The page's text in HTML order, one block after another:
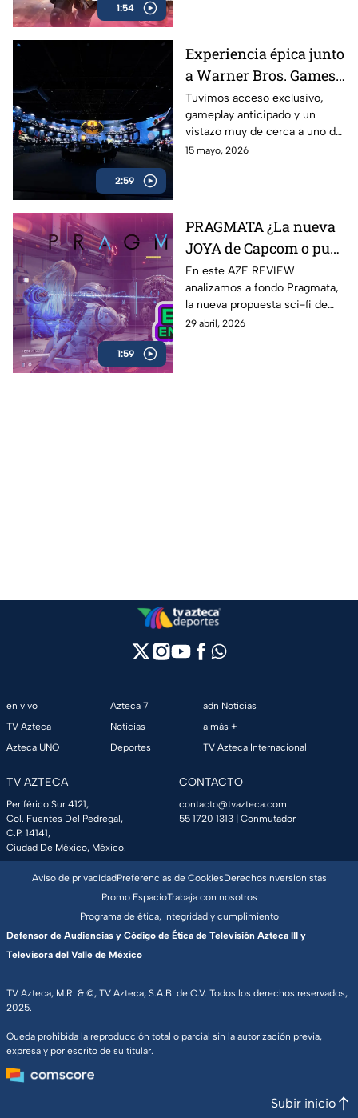
1:54
2:59
Experiencia épica junto
a Warner Bros. Games
antes del estreno de
LEGO Batman: El
Legado del Caballero de
la Noche
Tuvimos acceso exclusivo,
gameplay anticipado y un
vistazo muy de cerca a uno de
los lanzamientos más
15 mayo, 2026
1:59
PRAGMATA ¿La nueva
JOYA de Capcom o pura
expectativa? | AZE
Review
En este AZE REVIEW
analizamos a fondo Pragmata,
la nueva propuesta sci-fi de
Capcom que ha generado
29 abril, 2026
en vivo
TV Azteca
Azteca UNO
Azteca 7
Noticias
Deportes
adn Noticias
a más +
TV Azteca Internacional
TV AZTECA
Periférico Sur 4121,
Col. Fuentes Del Pedregal,
C.P. 14141,
Ciudad De México, México.
CONTACTO
contacto@tvazteca.com
55 1720 1313 | Conmutador
TV Azteca, M.R. & ©, TV Azteca, S.A.B. de C.V. Todos los derechos reservados,
2025.
Queda prohibida la reproducción total o parcial sin la autorización previa,
expresa y por escrito de su titular.
Aviso de privacidadPreferencias de CookiesDerechosInversionistas
Promo EspacioTrabaja con nosotros
Programa de ética, integridad y cumplimiento
Defensor de Audiencias y Código de Ética de Televisión Azteca III y
Televisora del Valle de México
Subir inicio